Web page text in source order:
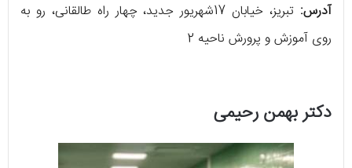
آدرس:
تبریز، خیابان 17شهریور جدید، چهار راه طالقانی، رو به
روی آموزش و پرورش ناحیه 2
دکتر بهمن رحیمی